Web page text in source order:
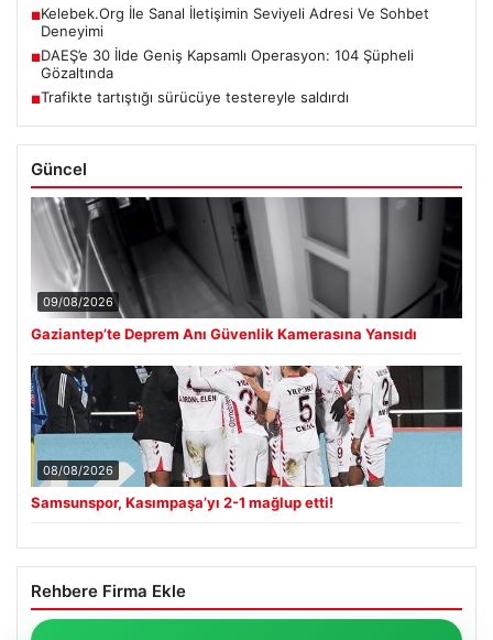
■Kelebek.Org İle Sanal İletişimin Seviyeli Adresi Ve Sohbet
Deneyimi
■DAEŞ’e 30 İlde Geniş Kapsamlı Operasyon: 104 Şüpheli
Gözaltında
■Trafikte tartıştığı sürücüye testereyle saldırdı
Güncel
09/08/2026
Gaziantep’te Deprem Anı Güvenlik Kamerasına Yansıdı
08/08/2026
Samsunspor, Kasımpaşa’yı 2-1 mağlup etti!
Rehbere Firma Ekle